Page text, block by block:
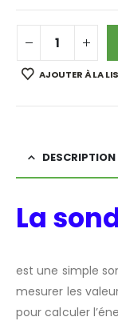
AJOUTER À LA
DESCRIPTION
La
est une simple
mesurer les
pour calculer